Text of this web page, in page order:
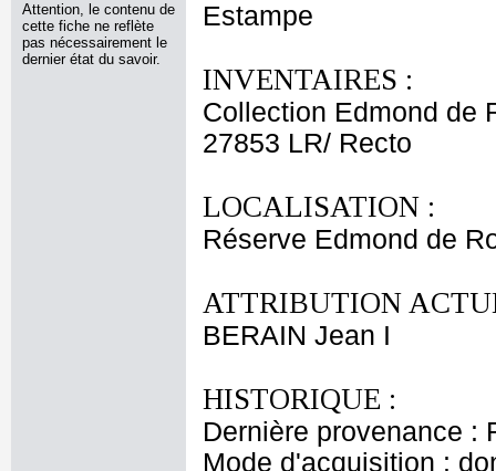
Attention, le contenu de
cette fiche ne reflète
pas nécessairement le
dernier état du savoir.
Estampe
INVENTAIRES :
Collection Edmond de
27853 LR/ Recto
LOCALISATION :
Réserve Edmond de
ATTRIBUTION
BERAIN Jean I
HISTORIQUE :
Dernière provenance :
Mode d'acquisition :